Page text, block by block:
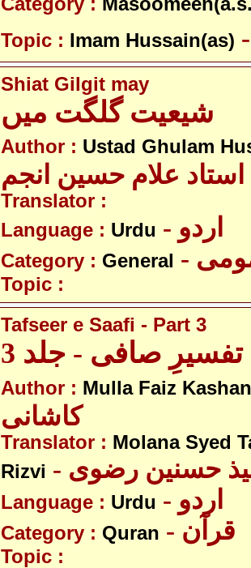
Topic : Imam Hussain(as)
Shiat Gilgit may
شیعیت گلگت میں
Author : Ustad Ghulam
استاد علام حسین انجم
Translator :
Language : Urdu - اردو
Category : General
Topic :
Tafseer e Saafi - Part 3
تفسیرِ صافی - جلد 3
Author : Mulla Faiz
کاشانی
Translator : Molana Syed
Rizvi
حسنین رضوی
Language : Urdu - اردو
Category : Quran - قرآن
Topic :